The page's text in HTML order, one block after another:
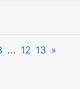
... 12 13 »